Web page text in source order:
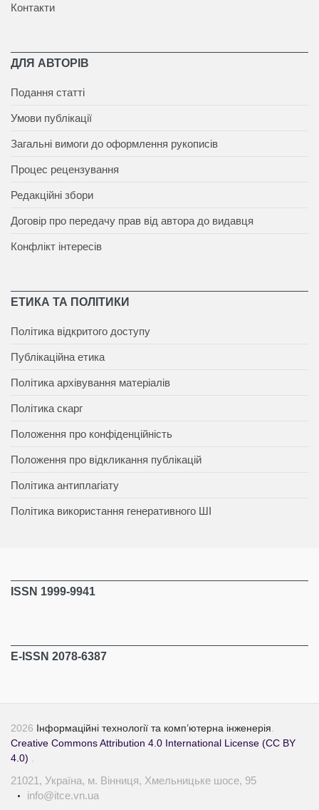
Контакти
ДЛЯ АВТОРІВ
Подання статті
Умови публікації
Загальні вимоги до оформлення рукописів
Процес рецензування
Редакційні збори
Договір про передачу прав від автора до видавця
Конфлікт інтересів
ЕТИКА ТА ПОЛІТИКИ
Політика відкритого доступу
Публікаційна етика
Політика архівування матеріалів
Політика скарг
Положення про конфіденційність
Положення про відкликання публікацій
Політика антиплагіату
Політика використання генеративного ШІ
ISSN 1999-9941
E-ISSN 2078-6387
2026 Інформаційні технології та комп’ютерна інженерія
Creative Commons Attribution 4.0 International License (CC BY
4.0)
21021, Україна, м. Вінниця, Хмельницьке шосе, 95
info@itce.vn.ua